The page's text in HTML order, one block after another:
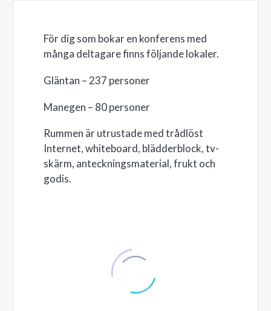
För dig som bokar en konferens med
många deltagare finns följande lokaler.
Gläntan – 237 personer
Manegen – 80 personer
Rummen är utrustade med trådlöst
Internet, whiteboard, blädderblock, tv-
skärm, anteckningsmaterial, frukt och
godis.